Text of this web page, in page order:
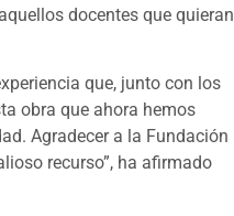
docentes que quieran
que, junto con los
obra que ahora hemos
Agradecer a la Fundación
recurso”, ha afirmado